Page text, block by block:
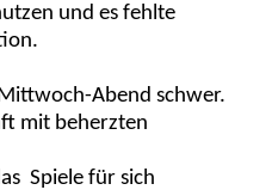
und es fehlte
Abend schwer.
mit beherzten
Spiele für sich